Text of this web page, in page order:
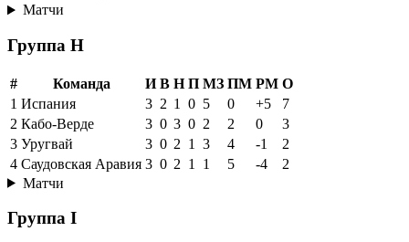
Матчи
Группа H
# Команда И В Н П МЗ ПМ РМ О
1 Испания 3 2 1 0 5 0 +5
7
2 Кабо-Верде 3 0 3 0 2 2 0
3
3 Уругвай 3 0 2 1 3 4 -1
2
4 Саудовская Аравия 3 0 2 1 1 5 -4
2
Матчи
Группа I